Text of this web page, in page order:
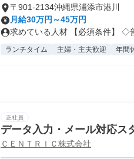
〒901-2134沖縄県浦添市港川
月給30万円～45万円
求めている人材 【必須条件】 ◇
ランチタイム 主婦・主夫歓迎 年間
正社員
データ入力・メール対応ス
ＣＥＮＴＲＩＣ株式会社